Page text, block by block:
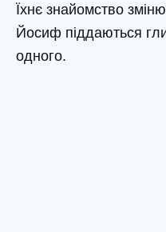
Їхнє знайомство
Йосиф піддаються
одного.